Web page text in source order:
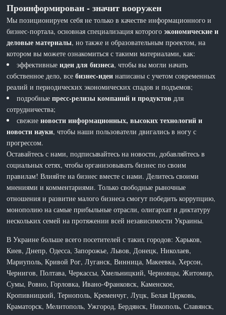
Проинформирован - значит вооружен
Мы позиционируем себя не только в качестве информационного и
бизнес-портала, основная специализация которогоэкономические и
деловые материалы, но также и образовательным проектом, на
котором вы можете ознакомиться с такими материалами, как:
эффективныеидеи для бизнеса, чтобы вы могли начать
собственное дело, всебизнес-идеи написаны с учетом современных
реалий и периодических экономических спадов и подъемов;
подробныепресс-релизы компаний и продуктов для
сотрудничества;
свежиеновости информационных, высоких технологий и
новости науки, чтобы наши пользователи двигались в ногу с
прогрессом.
Оставайтесь с нами, подписывайтесь на новости, добавляйтесь в
социальных сетях, чтобы организовывать бизнес по своим
правилам! Влияйте на бизнес вместе с нами. Делитесь своими
мнениями и комментариями. Только свободные рыночные
отношения и развитие малого бизнеса смогут победить коррупцию,
монополию на самые прибыльные отрасли, олигархат и диктатуру
нескольких семей на протяжении всей независимости Украины.
В Украине больше всего посетителей с таких городов: Харьков,
Киев, Днепр, Одесса, Запорожье, Львов, Донецк, Николаев,
Мариуполь, Кривой Рог, Луганск, Винница, Макеевка, Херсон,
Чернигов, Полтава, Черкассы, Хмельницкий, Черновцы, Житомир,
Сумы, Ровно, Горловка, Ивано-Франковск, Каменское,
Кропивницкий, Тернополь, Кременчуг, Луцк, Белая Церковь,
Краматорск, Мелитополь, Ужгород, Бердянск, Никополь, Славянск,